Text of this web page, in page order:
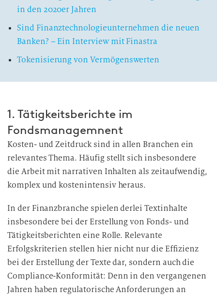
in den 2020er Jahren
Sind Finanz­technologie­unternehmen die neuen
Banken? – Ein Interview mit Finastra
Tokenisierung von Vermögenswerten
1. Tätigkeitsberichte im
Fondsmanagemnent
Kosten- und Zeitdruck sind in allen Branchen ein
relevantes Thema. Häufig stellt sich insbesondere
die Arbeit mit narrativen Inhalten als zeitaufwendig,
komplex und kostenintensiv heraus.
In der Finanzbranche spielen derlei Textinhalte
insbesondere bei der Erstellung von Fonds- und
Tätigkeitsberichten eine Rolle. Relevante
Erfolgskriterien stellen hier nicht nur die Effizienz
bei der Erstellung der Texte dar, sondern auch die
Compliance-Konformität: Denn in den vergangenen
Jahren haben regulatorische Anforderungen an